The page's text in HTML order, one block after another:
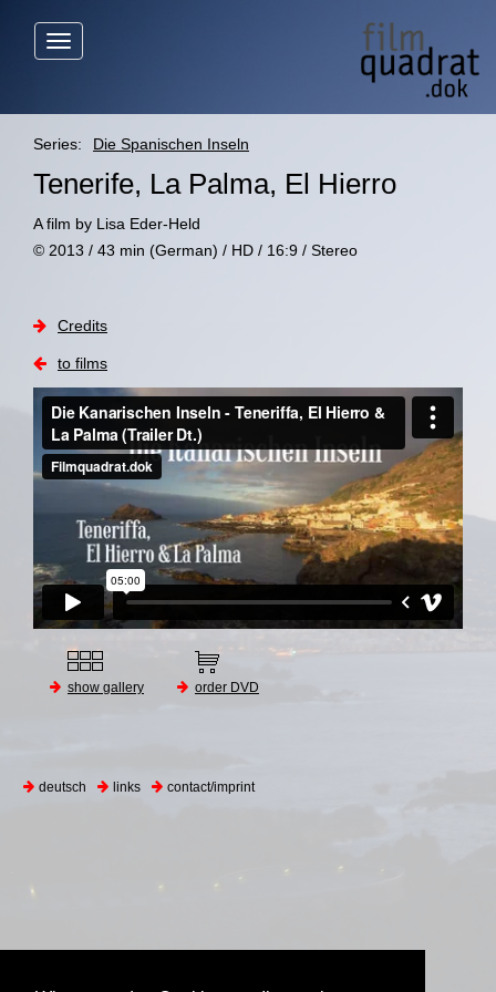
Menü
Series: Die Spanischen Inseln
Tenerife, La Palma, El Hierro
A film by Lisa Eder-Held
© 2013 / 43 min (German) / HD / 16:9 / Stereo
Credits
to films
show gallery order DVD
deutsch links contact/imprint